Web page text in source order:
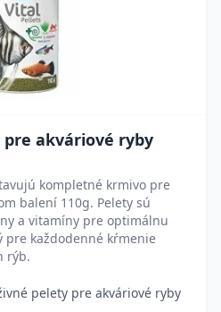
akváriové ryby
kompletné krmivo pre
balení 110g. Pelety sú
a vitamíny pre optimálnu
pre každodenné kŕmenie
rýb.
pelety pre akváriové ryby